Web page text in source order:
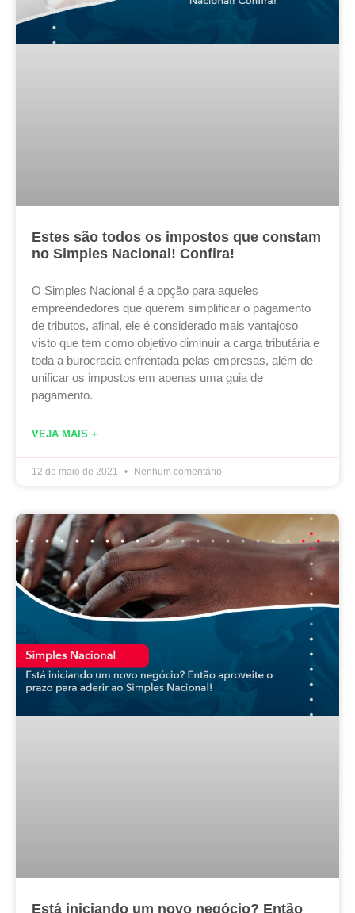
Estes são todos os impostos que constam
no Simples Nacional! Confira!
O Simples Nacional é a opção para aqueles
empreendedores que querem simplificar o pagamento
de tributos, afinal, ele é considerado mais vantajoso
visto que tem como objetivo diminuir a carga tributária e
toda a burocracia enfrentada pelas empresas, além de
unificar os impostos em apenas uma guia de
pagamento.
VEJA MAIS +
12 de maio de 2021 Nenhum comentário
Está iniciando um novo negócio? Então